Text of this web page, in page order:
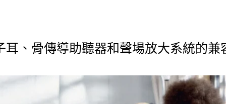
、骨傳導助聽器和聲場放大系統的兼